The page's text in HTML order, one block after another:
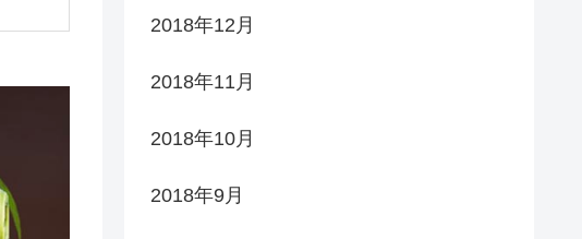
2018年12月
2018年11月
2018年10月
2018年9月